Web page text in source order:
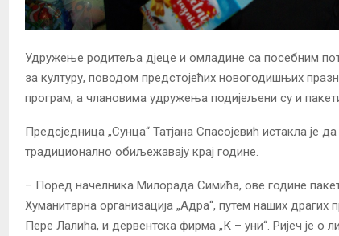
Удружење родитеља дјеце и омладине са посебним
за културу, поводом предстојећих новогодишњих
програм, а члановима удружења подијељени су и
Предсједница „Сунца“ Татјана Спасојевић истакла је
традиционално обиљежавају крај године.
– Поред начелника Милорада Симића, ове године
Хуманитарна организација „Адра“, путем наших драгих
Пере Лалића, и дервентска фирма „К – уни“. Ријеч је о